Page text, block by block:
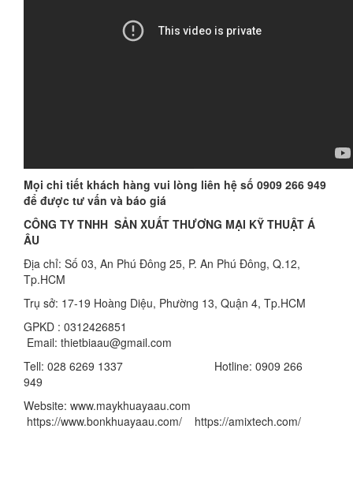
Mọi chi tiết khách hàng vui lòng liên hệ số 0909 266 949
để được tư vấn và báo giá
CÔNG TY TNHH SẢN XUẤT THƯƠNG MẠI KỸ THUẬT Á
ÂU
Địa chỉ: Số 03, An Phú Đông 25, P. An Phú Đông, Q.12,
Tp.HCM
Trụ sở: 17-19 Hoàng Diệu, Phường 13, Quận 4, Tp.HCM
GPKD : 0312426851
Email: thietbiaau@gmail.com
Tell: 028 6269 1337 Hotline: 0909 266
949
Website: www.maykhuayaau.com
https://www.bonkhuayaau.com/ https://amixtech.com/